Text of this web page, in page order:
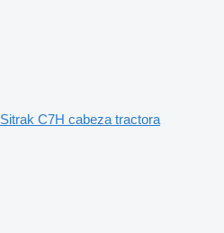
Sitrak C7H cabeza tractora